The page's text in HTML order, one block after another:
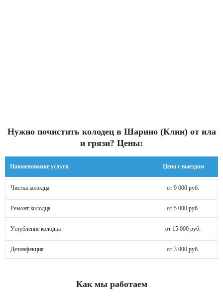
Нужно почистить колодец в Шарино (Клин) от ила
и грязи? Цены:
Наименование услуги Цена с выездом
Чистка колодца от 9 000 руб.
Ремонт колодца от 5 000 руб.
Углубление колодца от 15 000 руб.
Дезинфекция от 3 000 руб.
Как мы работаем